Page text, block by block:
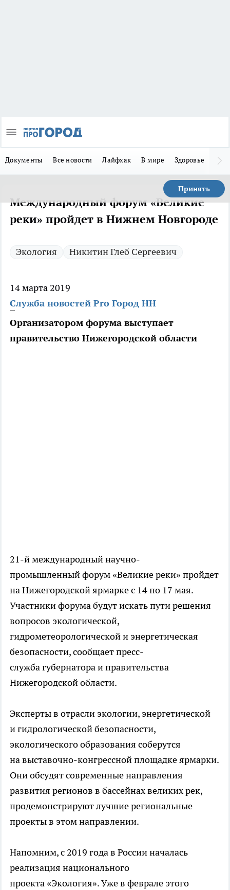
Документы Все новости Лайфхак В мире Здоровье
Принять
Международный форум «Великие
реки» пройдет в Нижнем Новгороде
Экология Никитин Глеб Сергеевич
14 марта 2019
Служба новостей Pro Город НН
Организатором форума выступает
правительство Нижегородской области
21-й международный научно-
промышленный форум «Великие реки» пройдет
на Нижегородской ярмарке с 14 по 17 мая.
Участники форума будут искать пути решения
вопросов экологической,
гидрометеорологической и энергетическая
безопасности, сообщает пресс-
служба губернатора и правительства
Нижегородской области.
Эксперты в отрасли экологии, энергетической
и гидрологической безопасности,
экологического образования соберутся
на выставочно-конгрессной площадке ярмарки.
Они обсудят современные направления
развития регионов в бассейнах великих рек,
продемонстрируют лучшие региональные
проекты в этом направлении.
Напомним, с 2019 года в России началась
реализация национального
проекта «Экология». Уже в феврале этого